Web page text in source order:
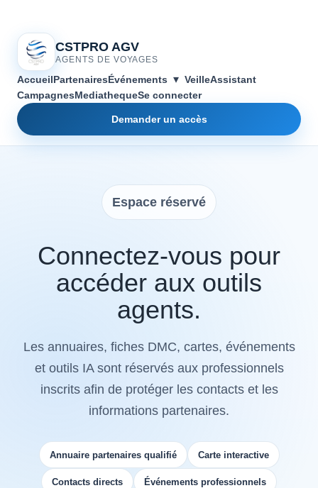
CSTPRO AGV
AGENTS DE VOYAGES
AccueilPartenairesÉvénements ▾ VeilleAssistant
CampagnesMediathequeSe connecter
Demander un accès
Espace réservé
Connectez-vous pour
accéder aux outils
agents.
Les annuaires, fiches DMC, cartes, événements
et outils IA sont réservés aux professionnels
inscrits afin de protéger les contacts et les
informations partenaires.
Annuaire partenaires qualifié Carte interactive
Contacts directs Événements professionnels